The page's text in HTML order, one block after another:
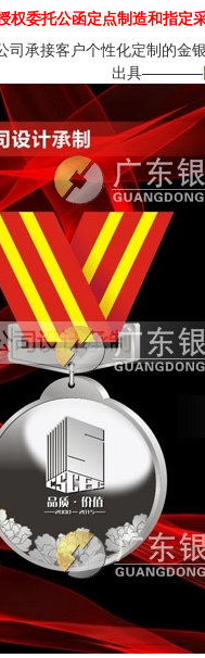
委托公函定点制造和指定采
司承接客户个性化定制的金
出具————